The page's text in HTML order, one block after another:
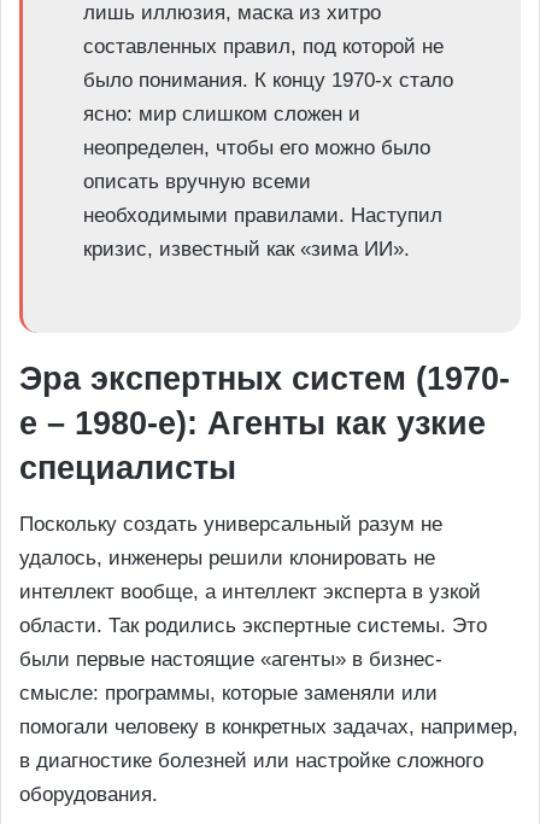
лишь иллюзия, маска из хитро
составленных правил, под которой не
было понимания. К концу 1970-х стало
ясно: мир слишком сложен и
неопределен, чтобы его можно было
описать вручную всеми
необходимыми правилами. Наступил
кризис, известный как «зима ИИ».
Эра экспертных систем (1970-
е – 1980-е): Агенты как узкие
специалисты
Поскольку создать универсальный разум не
удалось, инженеры решили клонировать не
интеллект вообще, а интеллект эксперта в узкой
области. Так родились экспертные системы. Это
были первые настоящие «агенты» в бизнес-
смысле: программы, которые заменяли или
помогали человеку в конкретных задачах, например,
в диагностике болезней или настройке сложного
оборудования.